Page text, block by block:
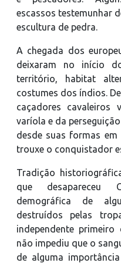
escassos testemunhar
escultura de pedra.
A chegada dos
deixaram no início
território, habitat
costumes dos índios.
caçadores cavaleiros
varíola e da
desde suas formas
trouxe o conquistador
Tradição
que desapareceu
demográfica de
destruídos pelas
independente
não impediu que o
de alguma